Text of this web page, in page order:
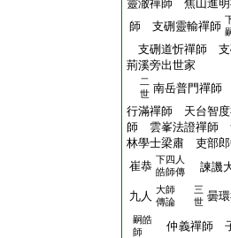
靈澈禪師 焦山進
師 支硎靈輸禪師
支硎道忻禪師 支
荊溪旁出世家
二
世 南岳普門禪
行滿禪師 天台智
師 雲峯法證禪師
林學士梁肅 吏部
崔恭 下四人
皓師傳
諫譏
九人 大師
傳論
三
世 曇
嗣皓
師
仲義禪師